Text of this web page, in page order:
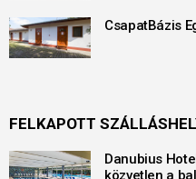
CsapatBázis
FELKAPOTT
Danubius
közvetlen a